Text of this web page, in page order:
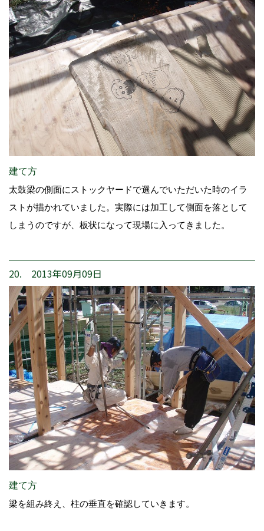
建て方
太鼓梁の側面にストックヤードで選んでいただいた時のイラ
ストが描かれていました。実際には加工して側面を落として
しまうのですが、板状になって現場に入ってきました。
20. 2013年09月09日
建て方
梁を組み終え、柱の垂直を確認していきます。